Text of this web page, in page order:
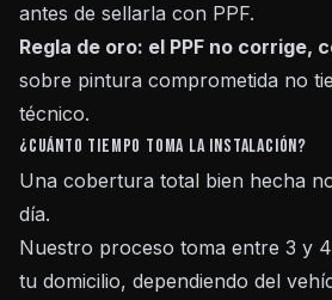
antes de sellarla con PPF.
Regla de oro: el PPF no corrige,
sobre pintura comprometida no
técnico.
¿Cuánto tiempo toma la instalación?
Una cobertura total bien hecha
día.
Nuestro proceso toma entre 3 y
tu domicilio, dependiendo del